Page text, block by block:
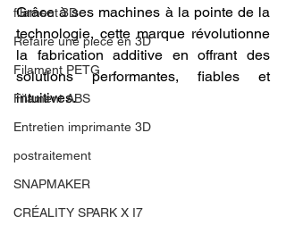
filament 3D
Refaire une piece en 3D
Filament PETG
Filament ABS
Entretien imprimante 3D
postraitement
SNAPMAKER
CRÉALITY SPARK X I7
Grâce à ses machines à la pointe de la
technologie, cette marque révolutionne
la fabrication additive en offrant des
solutions performantes, fiables et
intuitives.